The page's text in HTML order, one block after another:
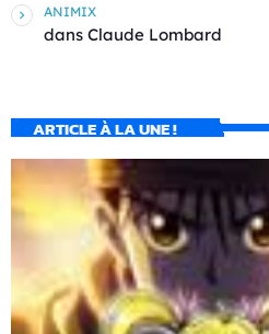
ANIMIX
dans Claude Lombard
ARTICLE À LA UNE !